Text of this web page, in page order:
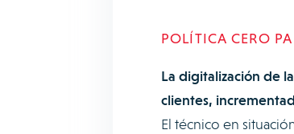
POLÍTICA CERO
La digitalización de
clientes,
El técnico en